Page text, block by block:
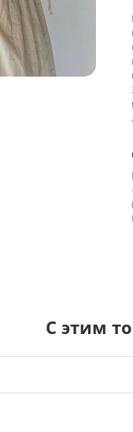
С этим